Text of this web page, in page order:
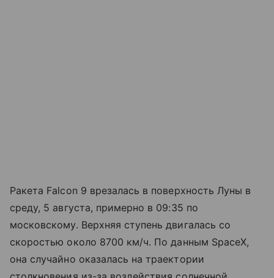
Ракета Falcon 9 врезалась в поверхность Луны в
среду, 5 августа, примерно в 09:35 по
московскому. Верхняя ступень двигалась со
скоростью около 8700 км/ч. По данным SpaceX,
она случайно оказалась на траектории